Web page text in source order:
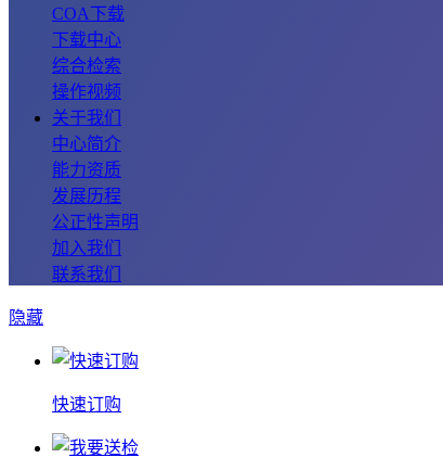
COA下载
下载中心
综合检索
操作视频
关于我们
中心简介
能力资质
发展历程
公正性声明
加入我们
联系我们
隐藏
快速订购